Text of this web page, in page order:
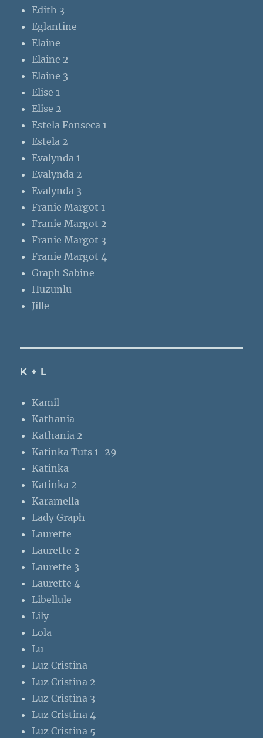
Edith 3
Eglantine
Elaine
Elaine 2
Elaine 3
Elise 1
Elise 2
Estela Fonseca 1
Estela 2
Evalynda 1
Evalynda 2
Evalynda 3
Franie Margot 1
Franie Margot 2
Franie Margot 3
Franie Margot 4
Graph Sabine
Huzunlu
Jille
K + L
Kamil
Kathania
Kathania 2
Katinka Tuts 1-29
Katinka
Katinka 2
Karamella
Lady Graph
Laurette
Laurette 2
Laurette 3
Laurette 4
Libellule
Lily
Lola
Lu
Luz Cristina
Luz Cristina 2
Luz Cristina 3
Luz Cristina 4
Luz Cristina 5